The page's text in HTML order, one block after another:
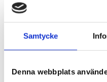
Samtycke
Denna webbplats
Rullningslager
Spårkullager
Sfäriska kullager
Sfäriska rullager
Cylindriska